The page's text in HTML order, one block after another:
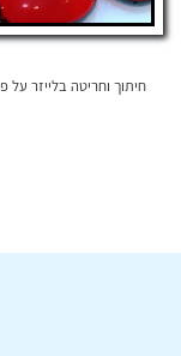
חיתוך וחריטה בלייזר